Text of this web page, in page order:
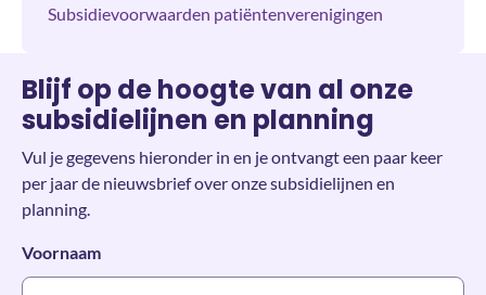
Subsidievoorwaarden patiëntenverenigingen
Blijf op de hoogte van al onze
subsidielijnen en planning
Vul je gegevens hieronder in en je ontvangt een paar keer
per jaar de nieuwsbrief over onze subsidielijnen en
planning.
Voornaam*